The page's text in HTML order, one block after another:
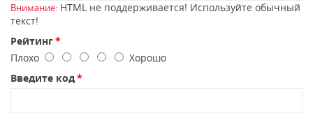
Внимание: HTML не поддерживается! Используйте обычный
текст!
Рейтинг
Плохо
Хорошо
Введите код